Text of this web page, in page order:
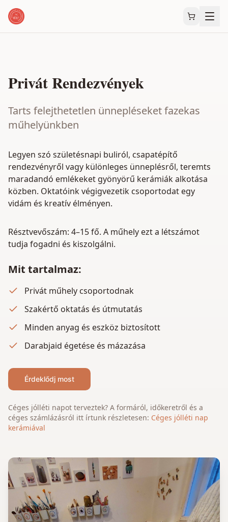
Privát Rendezvények
Tarts felejthetetlen ünnepléseket fazekas
műhelyünkben
Legyen szó születésnapi buliról, csapatépítő
rendezvényről vagy különleges ünneplésről, teremts
maradandó emlékeket gyönyörű kerámiák alkotása
közben. Oktatóink végigvezetik csoportodat egy
vidám és kreatív élményen.
Résztvevőszám: 4–15 fő. A műhely ezt a létszámot
tudja fogadni és kiszolgálni.
Mit tartalmaz:
Privát műhely csoportodnak
Szakértő oktatás és útmutatás
Minden anyag és eszköz biztosított
Darabjaid égetése és mázazása
Érdeklődj most
Céges jólléti napot terveztek? A formáról, időkeretről és a
céges számlázásról itt írtunk részletesen: Céges jólléti nap
kerámiával